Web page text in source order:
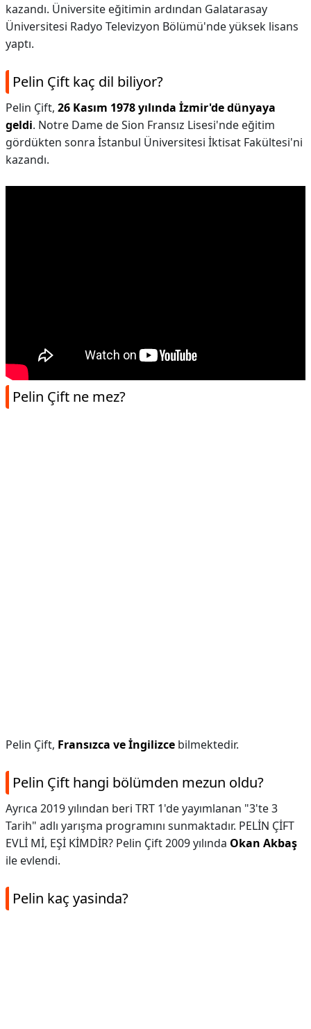
kazandı. Üniversite eğitimin ardından Galatarasay
Üniversitesi Radyo Televizyon Bölümü'nde yüksek lisans
yaptı.
Pelin Çift kaç dil biliyor?
Pelin Çift, 26 Kasım 1978 yılında İzmir'de dünyaya
geldi. Notre Dame de Sion Fransız Lisesi'nde eğitim
gördükten sonra İstanbul Üniversitesi İktisat Fakültesi'ni
kazandı.
Pelin Çift ne mez?
Pelin Çift, Fransızca ve İngilizce bilmektedir.
Pelin Çift hangi bölümden mezun oldu?
Ayrıca 2019 yılından beri TRT 1'de yayımlanan "3'te 3
Tarih" adlı yarışma programını sunmaktadır. PELİN ÇİFT
EVLİ Mİ, EŞİ KİMDİR? Pelin Çift 2009 yılında Okan Akbaş
ile evlendi.
Pelin kaç yasinda?